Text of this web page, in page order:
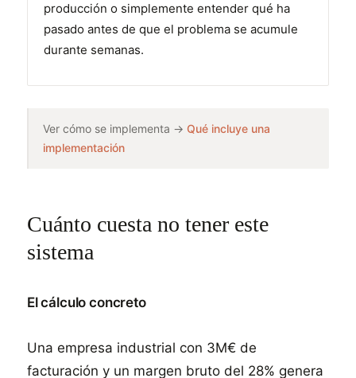
producción o simplemente entender qué ha
pasado antes de que el problema se acumule
durante semanas.
Ver cómo se implementa → Qué incluye una
implementación
Cuánto cuesta no tener este
sistema
El cálculo concreto
Una empresa industrial con 3M€ de
facturación y un margen bruto del 28% genera